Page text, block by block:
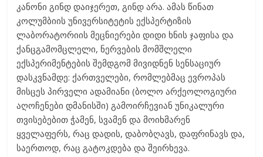
კანონი გინდ დაიჯერეთ, გინდ არა. ამას წინათ
კოლუმბიის უნივერსიტეტის ექსპერტიზის
ლაბორატორიის მეცნიერები დიდი ხნის ჯაფისა და
ქანცგამომცლელი, ნერვების მომშლელი
ექსპერიმენტების შემდგომ მივიდნენ სენსაციურ
დასკვნამდე: ქართველები, რომლებმაც ევროპას
მისცეს პირველი ადამიანი (ბოლო არქეოლოგიური
აღოჩენები დმანისში) გამოირჩევიან უნიკალური
თვისებებით ჭამენ, სვამენ და მოიხმარენ
ყველაფერს, რაც დადის, დაბობღავს, დაფრინავს და,
საერთოდ, რაც გატოკდება და შეირხევა.